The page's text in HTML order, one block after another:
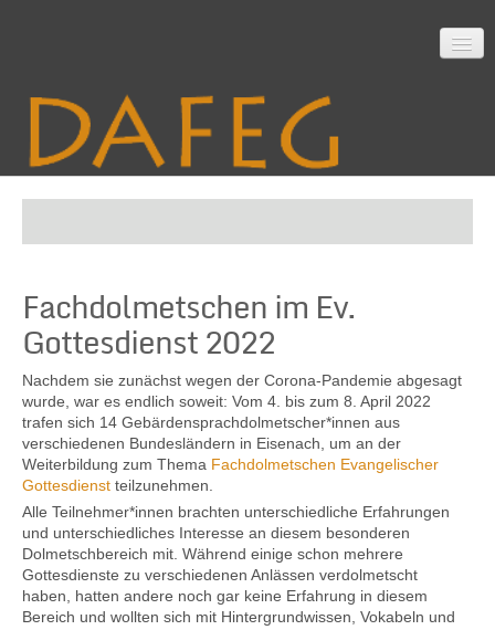
Mitarbeit
Material
Themen
Kontakt
Fachdolmetschen im Ev.
Gottesdienst 2022
Nachdem sie zunächst wegen der Corona-Pandemie abgesagt
wurde, war es endlich soweit: Vom 4. bis zum 8. April 2022
trafen sich 14 Gebärdensprachdolmetscher*innen aus
verschiedenen Bundesländern in Eisenach, um an der
Weiterbildung zum Thema Fachdolmetschen Evangelischer
Gottesdienst teilzunehmen.
Alle Teilnehmer*innen brachten unterschiedliche Erfahrungen
und unterschiedliches Interesse an diesem besonderen
Dolmetschbereich mit. Während einige schon mehrere
Gottesdienste zu verschiedenen Anlässen verdolmetscht
haben, hatten andere noch gar keine Erfahrung in diesem
Bereich und wollten sich mit Hintergrundwissen, Vokabeln und